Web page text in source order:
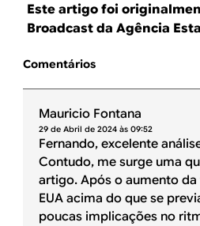
Este artigo foi
Broadcast da Agência
Comentários
Mauricio Fontana
29 de Abril de 2024 às 09:52
Fernando, excelente
Contudo, me surge uma
artigo. Após o aumento
EUA acima do que se
poucas implicações no